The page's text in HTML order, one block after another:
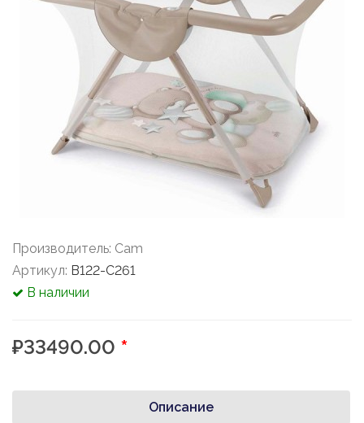
Производитель: Cam
Артикул: B122-C261
В наличии
₽33490.00 *
Описание